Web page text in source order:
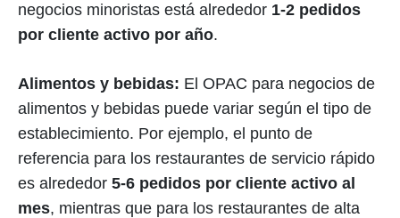
negocios minoristas está alrededor 1-2 pedidos
por cliente activo por año.
Alimentos y bebidas: El OPAC para negocios de
alimentos y bebidas puede variar según el tipo de
establecimiento. Por ejemplo, el punto de
referencia para los restaurantes de servicio rápido
es alrededor 5-6 pedidos por cliente activo al
mes, mientras que para los restaurantes de alta